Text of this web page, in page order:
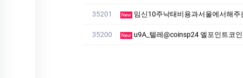
35201 New 임신10주낙태비용과서울에서해
35200 New u9A_텔레@coinsp24 엘포인트코